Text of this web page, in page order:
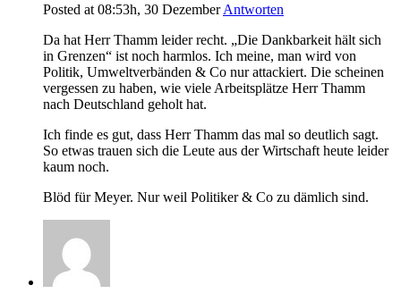
Posted at 08:53h, 30 Dezember Antworten
Da hat Herr Thamm leider recht. „Die Dankbarkeit hält sich
in Grenzen“ ist noch harmlos. Ich meine, man wird von
Politik, Umweltverbänden & Co nur attackiert. Die scheinen
vergessen zu haben, wie viele Arbeitsplätze Herr Thamm
nach Deutschland geholt hat.
Ich finde es gut, dass Herr Thamm das mal so deutlich sagt.
So etwas trauen sich die Leute aus der Wirtschaft heute leider
kaum noch.
Blöd für Meyer. Nur weil Politiker & Co zu dämlich sind.